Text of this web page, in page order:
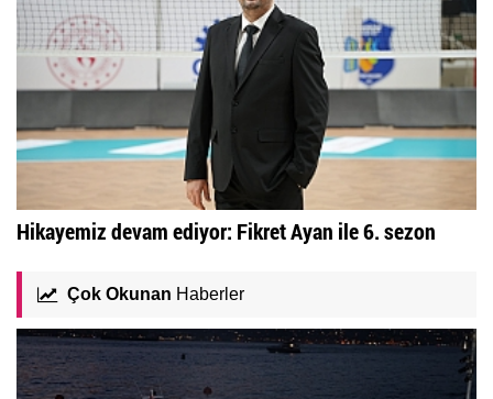
Hikayemiz devam ediyor: Fikret Ayan ile 6. sezon
Çok Okunan Haberler